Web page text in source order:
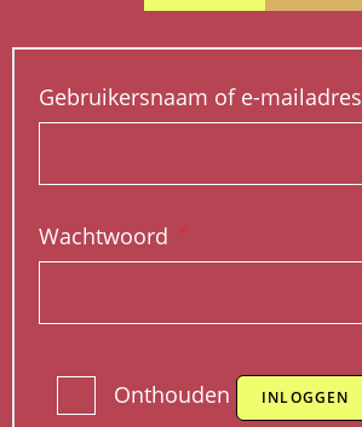
Gebruikersnaam of e-mailadres
Wachtwoord *
Onthouden INLOGGEN